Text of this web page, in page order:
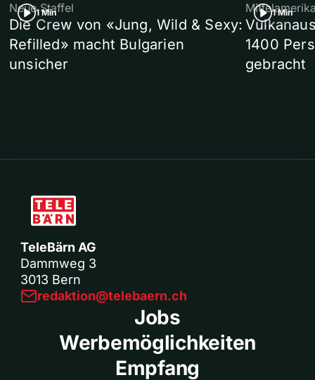
1 Min
Neue Staffel
Die Crew von «Jung, Wild & Sexy:
Refilled» macht Bulgarien
unsicher
1 Min
1400
gebracht
TeleBärn AG
Dammweg 3
3013 Bern
redaktion@telebaern.ch
Jobs
Werbemöglichkeiten
Empfang